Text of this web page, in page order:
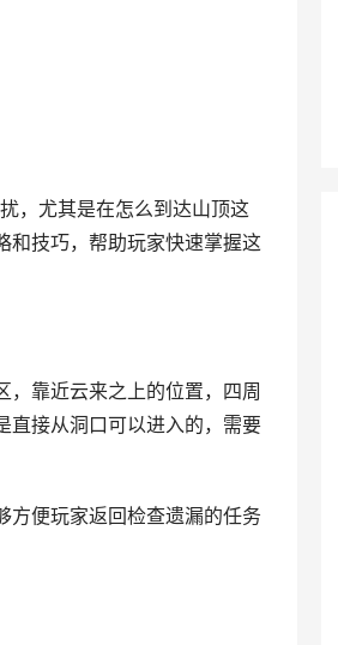
，尤其是在怎么到达山顶这
和技巧，帮助玩家快速掌握这
靠近云来之上的位置，四周
直接从洞口可以进入的，需要
方便玩家返回检查遗漏的任务